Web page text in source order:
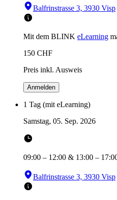
Balfrinstrasse 3, 3930 Visp
Mit dem BLINK eLearning
150 CHF
Preis inkl. Ausweis
Anmelden
1 Tag (mit eLearning)
Samstag, 05. Sep. 2026
09:00 – 12:00 & 13:00 –
Balfrinstrasse 3, 3930 Visp